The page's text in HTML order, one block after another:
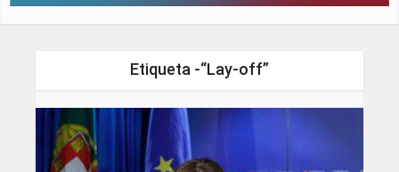
Etiqueta -“Lay-off”